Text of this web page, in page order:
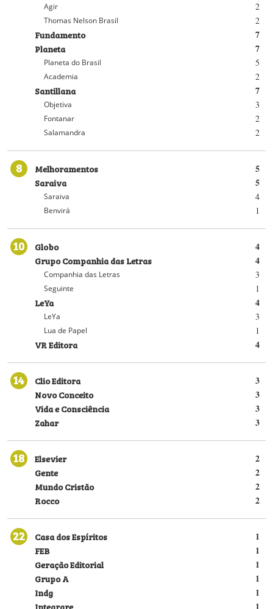
2
Agir
2
Thomas Nelson Brasil
7
Fundamento
7
Planeta
5
Planeta do Brasil
2
Academia
7
Santillana
3
Objetiva
2
Fontanar
2
Salamandra
8 5
Melhoramentos
5
Saraiva
4
Saraiva
1
Benvirá
10 4
Globo
4
Grupo Companhia das Letras
3
Companhia das Letras
1
Seguinte
4
LeYa
3
LeYa
1
Lua de Papel
4
VR Editora
14 3
Clio Editora
3
Novo Conceito
3
Vida e Consciência
3
Zahar
18 2
Elsevier
2
Gente
2
Mundo Cristão
2
Rocco
22 1
Casa dos Espíritos
1
FEB
1
Geração Editorial
1
Grupo A
1
Indg